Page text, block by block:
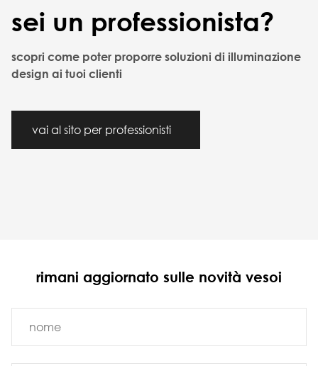
sei un professionista?
scopri come poter proporre soluzioni di illuminazione
design ai tuoi clienti
vai al sito per professionisti
rimani aggiornato sulle novità vesoi